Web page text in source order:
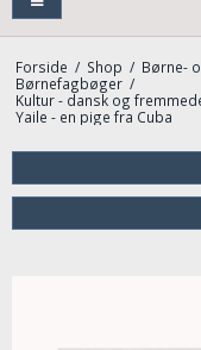
Forside / Shop / Børne-
Børnefagbøger /
Kultur - dansk og
Yaile - en pige fra Cuba